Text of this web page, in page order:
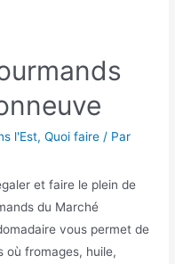
l'Est,Quoi faire / Par
et faire le plein de
du Marché
vous permet de
où fromages, huile,